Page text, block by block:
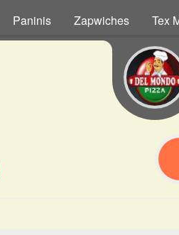
Paninis Zapwiches Tex